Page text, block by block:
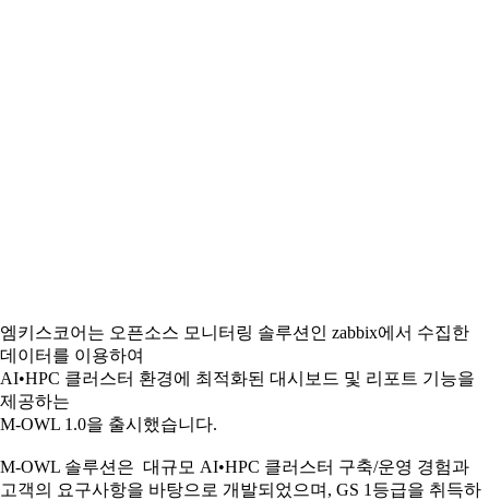
엠키스코어는 오픈소스 모니터링 솔루션인 zabbix에서 수집한
데이터를 이용하여
AI•HPC 클러스터 환경에 최적화된 대시보드 및 리포트 기능을
제공하는
M-OWL 1.0을 출시했습니다.
M-OWL 솔루션은 대규모 AI•HPC 클러스터 구축/운영 경험과
고객의 요구사항을 바탕으로 개발되었으며, GS 1등급을 취득하